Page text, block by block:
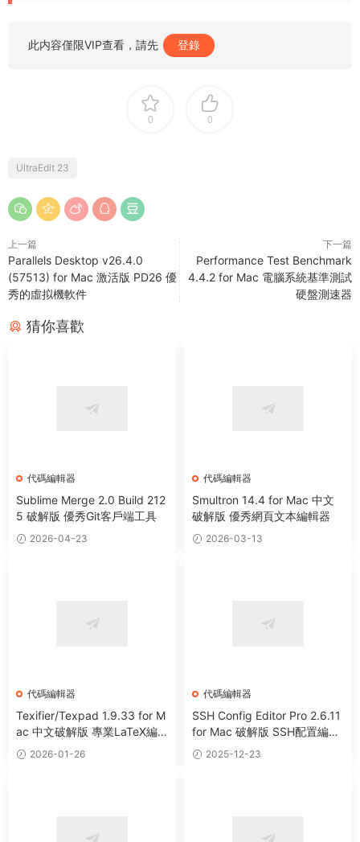
此内容僅限VIP查看，請先 登錄
0 0
UltraEdit 23
上一篇
Parallels Desktop v26.4.0
(57513) for Mac 激活版 PD26 優
秀的虛拟機軟件
下一篇
Performance Test Benchmark
4.4.2 for Mac 電腦系統基準測試
硬盤測速器
猜你喜歡
代碼編輯器
Sublime Merge 2.0 Build 212
5 破解版 優秀Git客戶端工具
2026-04-23
代碼編輯器
Smultron 14.4 for Mac 中文
破解版 優秀網頁文本編輯器
2026-03-13
代碼編輯器
Texifier/Texpad 1.9.33 for M
ac 中文破解版 專業LaTeX編
輯器軟件
2026-01-26
代碼編輯器
SSH Config Editor Pro 2.6.11
for Mac 破解版 SSH配置編輯
器工具
2025-12-23